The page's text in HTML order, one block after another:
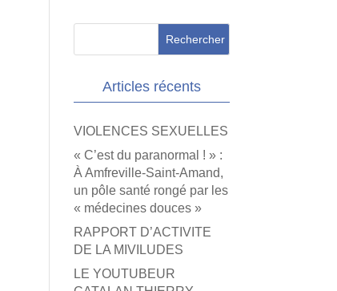
Articles récents
VIOLENCES SEXUELLES
« C’est du paranormal ! » :
À Amfreville-Saint-Amand,
un pôle santé rongé par les
« médecines douces »
RAPPORT D’ACTIVITE
DE LA MIVILUDES
LE YOUTUBEUR